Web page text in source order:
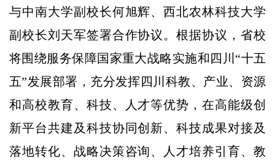
与中南大学副校长何旭辉、西北农林科技大学
副校长刘天军签署合作协议。根据协议，省校
将围绕服务保障国家重大战略实施和四川“十五
五”发展部署，充分发挥四川科教、产业、资源
和高校教育、科技、人才等优势，在高能级创
新平台共建及科技协同创新、科技成果对接及
落地转化、战略决策咨询、人才培养引育、教